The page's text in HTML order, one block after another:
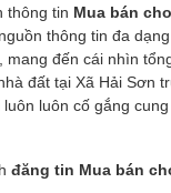
thông tin Mua bán
thông tin đa
mang đến cái nhìn
đất tại Xã Hải Sơn
luôn cố gắng
đăng tin Mua bán